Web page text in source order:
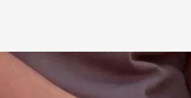
un envejecimiento sano IMAGEN: Noticias Cuatro
digital Noticias Cuatro